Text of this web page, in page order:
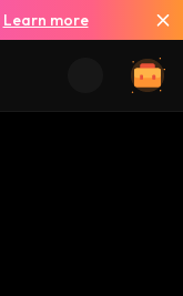
Learn more